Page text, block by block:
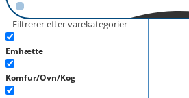
Filtrerer efter varekategorier
Emhætte
Komfur/Ovn/Kog